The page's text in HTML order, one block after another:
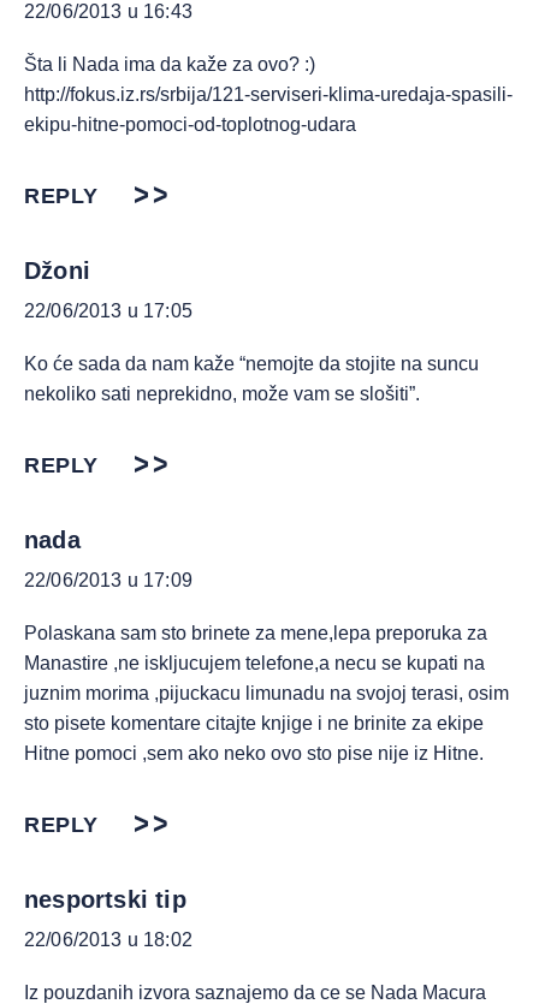
22/06/2013 u 16:43
Šta li Nada ima da kaže za ovo? :)
http://fokus.iz.rs/srbija/121-serviseri-klima-uredaja-spasili-
ekipu-hitne-pomoci-od-toplotnog-udara
REPLY
Džoni
22/06/2013 u 17:05
Ko će sada da nam kaže “nemojte da stojite na suncu
nekoliko sati neprekidno, može vam se slošiti”.
REPLY
nada
22/06/2013 u 17:09
Polaskana sam sto brinete za mene,lepa preporuka za
Manastire ,ne iskljucujem telefone,a necu se kupati na
juznim morima ,pijuckacu limunadu na svojoj terasi, osim
sto pisete komentare citajte knjige i ne brinite za ekipe
Hitne pomoci ,sem ako neko ovo sto pise nije iz Hitne.
REPLY
nesportski tip
22/06/2013 u 18:02
Iz pouzdanih izvora saznajemo da ce se Nada Macura